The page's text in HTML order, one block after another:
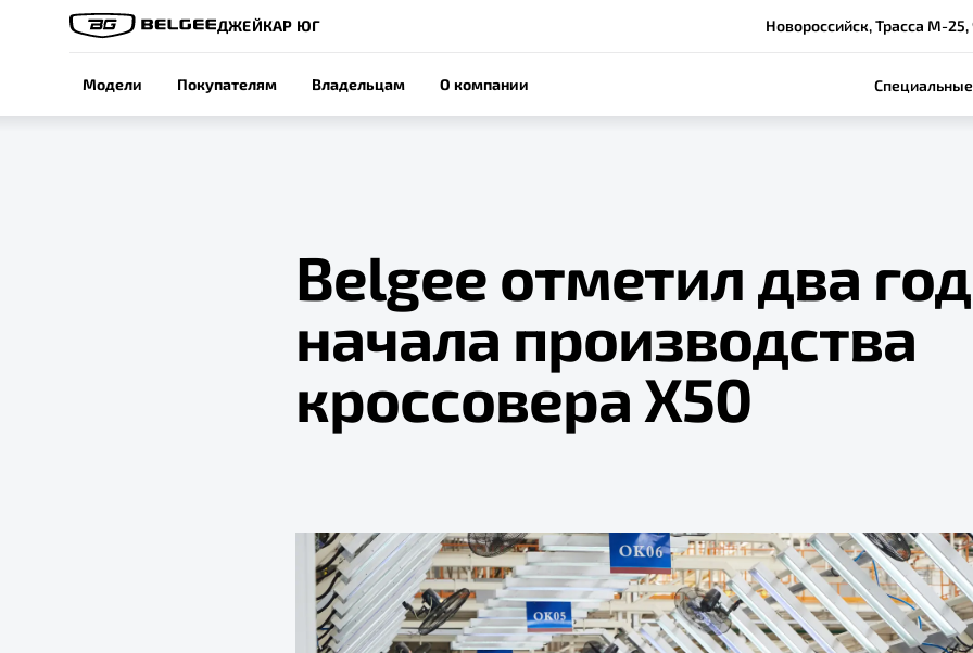
ДЖЕЙКАР ЮГ Новороссийск, Трасса М-
Модели Покупателям Владельцам О компании
Belgee отметил два
начала производства
кроссовера X50